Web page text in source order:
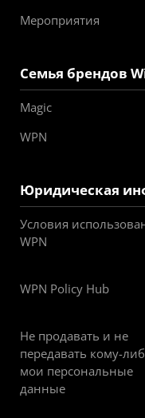
Мероприятия
Семья брендов
Magic
WPN
Юридическая
Условия
WPN
WPN Policy Hub
Не продавать и не
передавать кому-
мои персональные
данные